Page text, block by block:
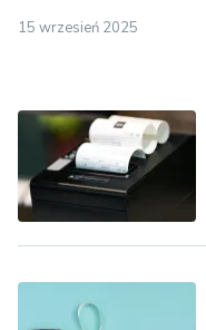
15 wrzesień 2025